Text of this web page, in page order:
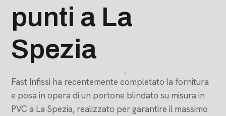
punti a La
Spezia
Fast Infissi ha recentemente completato la fornitura
e posa in opera di un portone blindato su misura in
PVC a La Spezia, realizzato per garantire il massimo